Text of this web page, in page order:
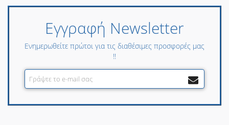
Εγγραφή Newsletter
Ενημερωθείτε πρώτοι για τις διαθέσιμες προσφορές μας
!!